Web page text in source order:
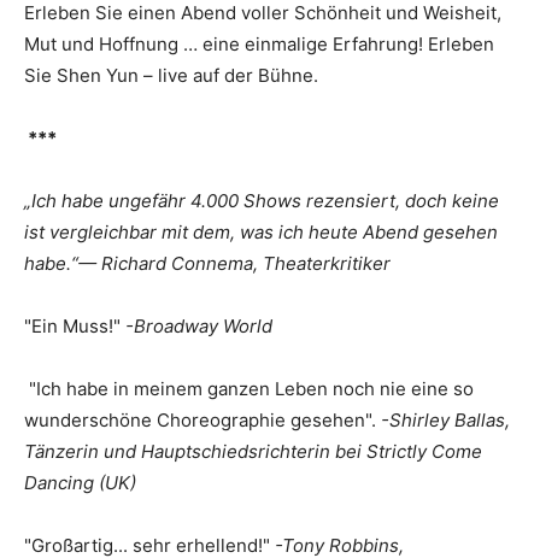
Erleben Sie einen Abend voller Schönheit und Weisheit,
Mut und Hoffnung … eine einmalige Erfahrung! Erleben
Sie Shen Yun – live auf der Bühne.
***
„Ich habe ungefähr 4.000 Shows rezensiert, doch keine
ist vergleichbar mit dem, was ich heute Abend gesehen
habe.“— Richard Connema, Theaterkritiker
"Ein Muss!" -Broadway World
"Ich habe in meinem ganzen Leben noch nie eine so
wunderschöne Choreographie gesehen". -Shirley Ballas,
Tänzerin und Hauptschiedsrichterin bei Strictly Come
Dancing (UK)
"Großartig... sehr erhellend!" -Tony Robbins,